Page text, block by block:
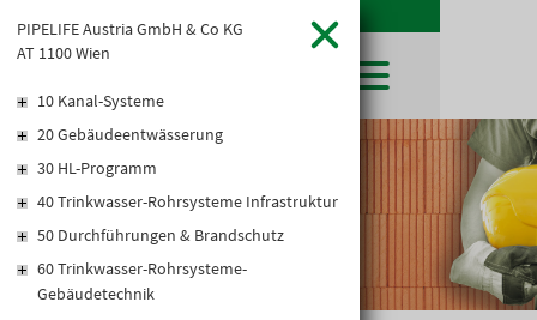
SHOP
LEIBWÄCHTER
MERKLISTE
WARENKORB
BAUSTOFFE
HOCHBAU
TIEFBAU
TROCKENBAU
UNTERNEHMEN
FIRMENGESCHICHTE
KARRIERE
Baustoffkataloge
PIPELIFE Austria GmbH & Co KG
AT 1100 Wien
10 Kanal-Systeme
20 Gebäudeentwässerung
30 HL-Programm
40 Trinkwasser-Rohrsysteme Infrastruktur
50 Durchführungen & Brandschutz
60 Trinkwasser-Rohrsysteme-
Gebäudetechnik